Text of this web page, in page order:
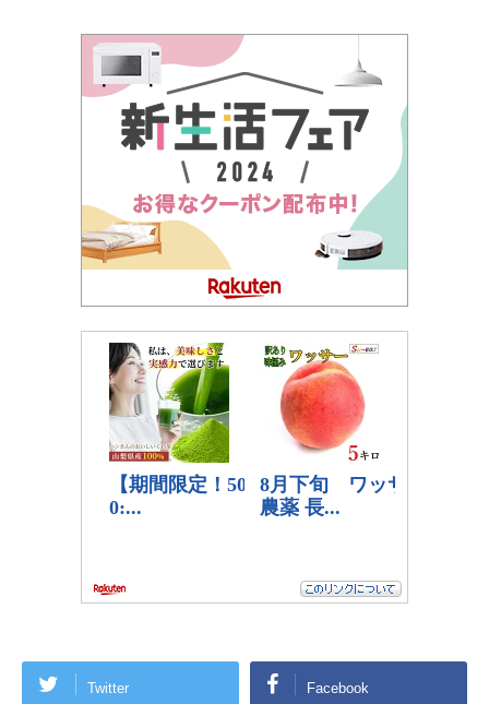
Twitter Facebook